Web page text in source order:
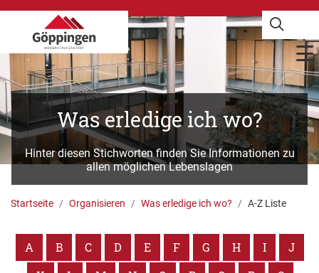
Was erledige ich wo?
Hinter diesen Stichworten finden Sie Informationen zu
allen möglichen Lebenslagen
Startseite Organisieren Was erledige ich wo? A-Z Liste
A B C D E F G H I
J